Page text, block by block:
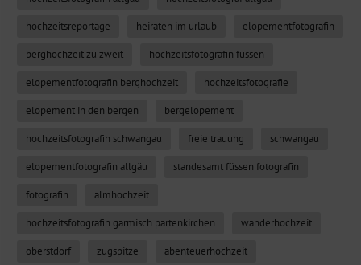
hochzeitsreportage heiraten im urlaub elopementfotografin
berghochzeit zu zweit hochzeitsfotografin füssen
elopementfotografin berghochzeit hochzeitsfotografie
elopement in den bergen bergelopement
hochzeitsfotografin schwangau freie trauung schwangau
elopementfotografin allgäu standesamt füssen fotografin
fotografin almhochzeit
hochzeitsfotografin garmisch partenkirchen wanderhochzeit
oberstdorf zugspitze abenteuerhochzeit